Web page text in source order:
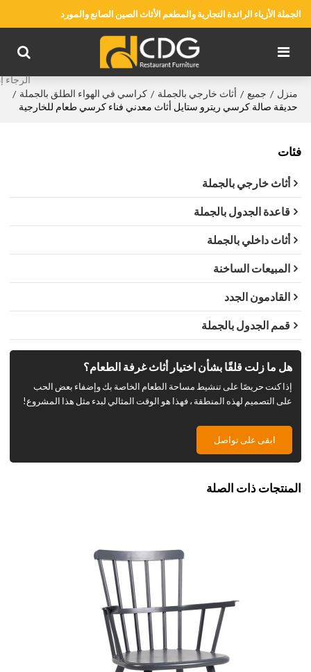
الجملة الأزياء الرائدة التجارية والمطعم الأثاث الصين الصانع والمورد
منزل / جميع / أثاث خارجي بالجملة / كراسي في الهواء الطلق بالجملة /
حديقة صالة كرسي ريترو ستايل أثاث معدني فناء كرسي طعام للخارجية
فئات
أثاث خارجي بالجملة
قاعدة الجدول بالجملة
أثاث داخلي بالجملة
المبيعات الساخنة
القادمون الجدد
قمم الجدول بالجملة
هل ما زلت قلقًا بشأن اختيار أثاث غرفة الطعام؟
إذا كنت حريصًا على تنشيط مساحة الطعام الخاصة بك وإضفاء بعض الحب
على التصميم لهذه المنطقة ، فهذا هو الوقت المثالي لبدء مثل هذا المشروع!
ابقى على تواصل
المنتجات ذات الصلة